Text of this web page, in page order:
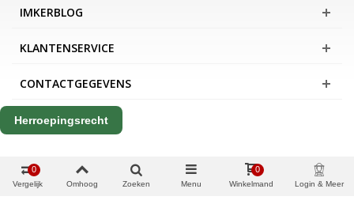
IMKERBLOG
KLANTENSERVICE
CONTACTGEGEVENS
Herroepingsrecht
Vergelijk
0
Omhoog Zoeken Menu Winkelmand
0
Login & Meer